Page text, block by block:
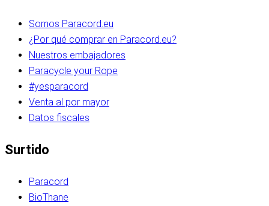
Somos Paracord.eu
¿Por qué comprar en Paracord.eu?
Nuestros embajadores
Paracycle your Rope
#yesparacord
Venta al por mayor
Datos fiscales
Surtido
Paracord
BioThane